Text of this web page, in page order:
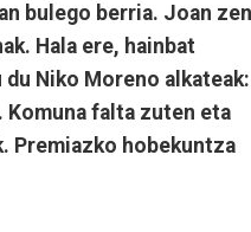
bulego berria. Joan zen
Hala ere, hainbat
Niko Moreno alkateak:
Komuna falta zuten eta
Premiazko hobekuntza